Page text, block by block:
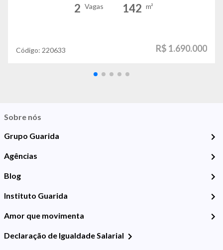
2 Vagas 142 m²
Código: 220633 R$ 1.690.000
Sobre nós
Grupo Guarida
Agências
Blog
Instituto Guarida
Amor que movimenta
Declaração de Igualdade Salarial